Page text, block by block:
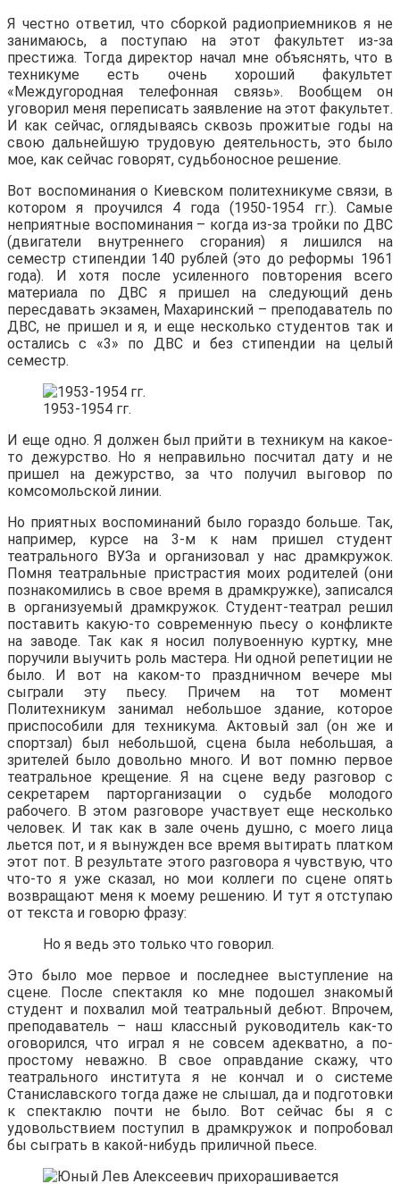
Я честно ответил, что сборкой радиоприемников я не
занимаюсь, а поступаю на этот факультет из-за
престижа. Тогда директор начал мне объяснять, что в
техникуме есть очень хороший факультет
«Междугородная телефонная связь». Вообщем он
уговорил меня переписать заявление на этот факультет.
И как сейчас, оглядываясь сквозь прожитые годы на
свою дальнейшую трудовую деятельность, это было
мое, как сейчас говорят, судьбоносное решение.
Вот воспоминания о Киевском политехникуме связи, в
котором я проучился 4 года (1950-1954 гг.). Самые
неприятные воспоминания – когда из-за тройки по ДВС
(двигатели внутреннего сгорания) я лишился на
семестр стипендии 140 рублей (это до реформы 1961
года). И хотя после усиленного повторения всего
материала по ДВС я пришел на следующий день
пересдавать экзамен, Махаринский – преподаватель по
ДВС, не пришел и я, и еще несколько студентов так и
остались с «3» по ДВС и без стипендии на целый
семестр.
1953-1954 гг.
И еще одно. Я должен был прийти в техникум на какое-
то дежурство. Но я неправильно посчитал дату и не
пришел на дежурство, за что получил выговор по
комсомольской линии.
Но приятных воспоминаний было гораздо больше. Так,
например, курсе на 3-м к нам пришел студент
театрального ВУЗа и организовал у нас драмкружок.
Помня театральные пристрастия моих родителей (они
познакомились в свое время в драмкружке), записался
в организуемый драмкружок. Студент-театрал решил
поставить какую-то современную пьесу о конфликте
на заводе. Так как я носил полувоенную куртку, мне
поручили выучить роль мастера. Ни одной репетиции не
было. И вот на каком-то праздничном вечере мы
сыграли эту пьесу. Причем на тот момент
Политехникум занимал небольшое здание, которое
приспособили для техникума. Актовый зал (он же и
спортзал) был небольшой, сцена была небольшая, а
зрителей было довольно много. И вот помню первое
театральное крещение. Я на сцене веду разговор с
секретарем парторганизации о судьбе молодого
рабочего. В этом разговоре участвует еще несколько
человек. И так как в зале очень душно, с моего лица
льется пот, и я вынужден все время вытирать платком
этот пот. В результате этого разговора я чувствую, что
что-то я уже сказал, но мои коллеги по сцене опять
возвращают меня к моему решению. И тут я отступаю
от текста и говорю фразу:
Но я ведь это только что говорил.
Это было мое первое и последнее выступление на
сцене. После спектакля ко мне подошел знакомый
студент и похвалил мой театральный дебют. Впрочем,
преподаватель – наш классный руководитель как-то
оговорился, что играл я не совсем адекватно, а по-
простому неважно. В свое оправдание скажу, что
театрального института я не кончал и о системе
Станиславского тогда даже не слышал, да и подготовки
к спектаклю почти не было. Вот сейчас бы я с
удовольствием поступил в драмкружок и попробовал
бы сыграть в какой-нибудь приличной пьесе.